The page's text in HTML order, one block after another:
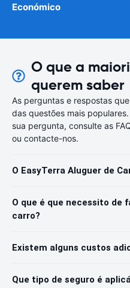
Económico
O que a
querem saber
As perguntas e respostas
das questões mais
sua pergunta, consulte as
ou contacte-nos.
O EasyTerra Aluguer de
O que é que necessito de
carro?
Existem alguns custos
Que tipo de seguro é